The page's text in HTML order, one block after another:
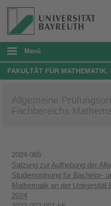
Menü
FAKULTÄT FÜR MATHEMATIK,
Allgemeine
Fachbereichs
2024-065
Satzung zur Aufhebung der
Studienordnung für Bachelor-
Mathematik an der Universität
2024